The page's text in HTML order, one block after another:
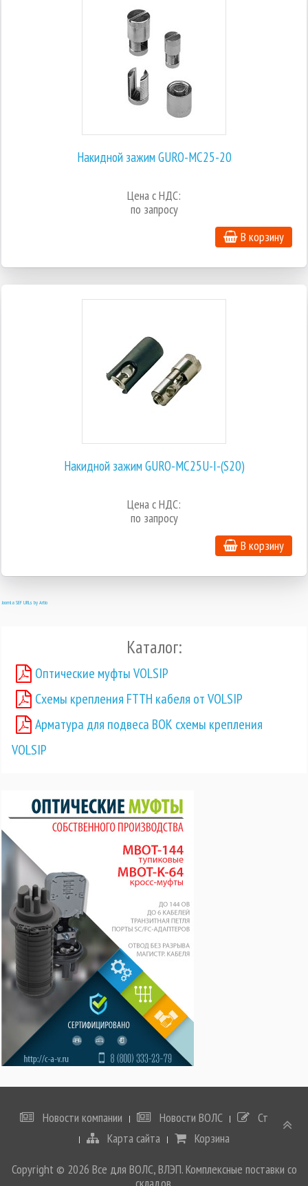
Накидной зажим GURO-MC25-20
Цена с НДС:
по запросу
В корзину
Накидной зажим GURO-MC25U-I-(S20)
Цена с НДС:
по запросу
В корзину
Joomla SEF URLs by Artio
Каталог:
Оптические муфты VOLSIP
Схемы крепления FTTH кабеля от VOLSIP
Арматура для подвеса ВОК схемы крепления
VOLSIP
Новости компании Новости ВОЛС
Статьи
Карта сайта
Корзина
Copyright © 2026 Все для ВОЛС, ВЛЭП. Комплексные поставки со